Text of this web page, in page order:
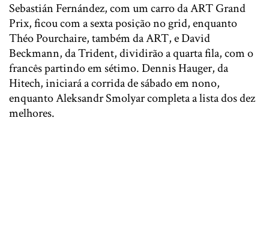
Sebastián Fernández, com um carro da ART Grand
Prix, ficou com a sexta posição no grid, enquanto
Théo Pourchaire, também da ART, e David
Beckmann, da Trident, dividirão a quarta fila, com o
francês partindo em sétimo. Dennis Hauger, da
Hitech, iniciará a corrida de sábado em nono,
enquanto Aleksandr Smolyar completa a lista dos dez
melhores.